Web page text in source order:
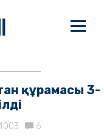
құрамасы 3-
6